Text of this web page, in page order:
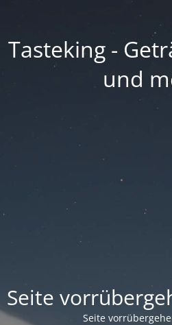
Tasteking -
und
Seite
Seite